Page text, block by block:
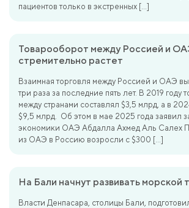
пациентов только в экстренных […]
Товарооборот между Россией и
стремительно растет
Взаимная торговля между Россией и ОАЭ
три раза за последние пять лет. В 2019 году
между странами составлял $3,5 млрд, а в
$9,5 млрд. Об этом в мае 2025 года заявил
экономики ОАЭ Абдалла Ахмед Аль Салех
из ОАЭ в Россию возросли с $300 […]
На Бали начнут развивать морской
Власти Денпасара, столицы Бали,